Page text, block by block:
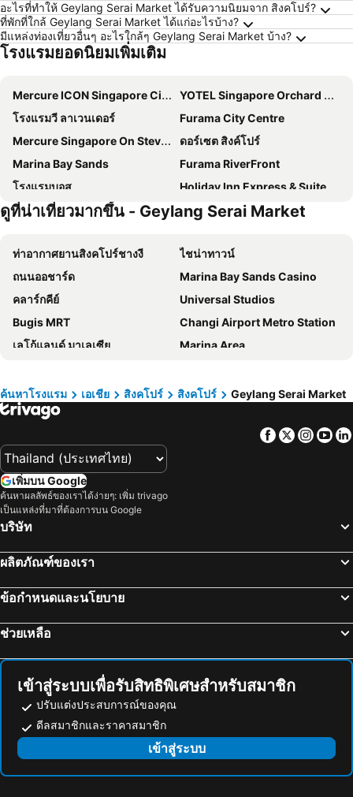
อะไรที่ทำให้ Geylang Serai Market ได้รับความนิยมจาก สิงคโปร์?
ที่พักที่ใกล้ Geylang Serai Market ได้แก่อะไรบ้าง?
มีแหล่งท่องเที่ยวอื่นๆ อะไรใกล้ๆ Geylang Serai Market บ้าง?
โรงแรมยอดนิยมเพิ่มเติม
Mercure ICON Singapore City Centre
YOTEL Singapore Orchard Road
โรงแรมวี ลาเวนเดอร์
Furama City Centre
Mercure Singapore On Stevens
ดอร์เซต สิงค์โปร์
Marina Bay Sands
Furama RiverFront
โรงแรมบอส
Holiday Inn Express & Suites Singapore Novena By Ihg
Andaz Singapore, by Hyatt
Paradox Singapore
ฮิลตัน การ์เดน อินน์ สิงคโปร์ เซรังกูน
Citadines Connect City Centre Singapore
Travelodge Harbourfront Singapore
Hotel Mi Rochor
Hotel NuVe Urbane
โรงแรมเดอะ ฟูลเลอร์ตัน สิงคโปร์
ST Signature Chinatown
Holiday Inn Singapore Orchard City Centre By Ihg
Hotel Mi Bencoolen
Hotel Yan
Hotel 1900 Express Chinatown
โรงแรมคาร์ลตัน สิงคโปร์
โรงแรมจี สิงคโปร์
ST Signature Tanjong Pagar
โรงแรมอะมารา สิงคโปร์
Dao by Dorsett AMTD Singapore
M Hotel Singapore City Centre
ibis budget Singapore Ruby
โรงแรมวิลเลจ ชางงี
คาปริ บาย เฟรเซอร์ ชางงี ซิตี้
Butternut Tree Hotel
Beverly Hotels Elements
โรงแรมโอเอเชีย ดาวน์ทาวน์ สิงคโปร์
STORIES Joo Chiat, a Hotel by Cove - Paya Lebar, Singapore - NEWLY RENOVATED
โรงแรมแชมเปี้ยน
Hotel Sakura by Venue
ibis budget Singapore Joo Chiat
Four Chain View Hotel
Aqueen Hotel Paya Lebar
Venue Hotel
Santa Grand Hotel East Coast, a NuVe Group Collection
Hotel 81 Changi
ดูที่น่าเที่ยวมากขึ้น - Geylang Serai Market
ท่าอากาศยานสิงคโปร์ชางงี
ไชน่าทาวน์
ถนนออชาร์ด
Marina Bay Sands Casino
คลาร์กคีย์
Universal Studios
Bugis MRT
Changi Airport Metro Station
เลโก้แลนด์ มาเลเซีย
Marina Area
สิงค์โปร์เอ็กซ์โป
สถานีลาเวนเดอร์
Bayfront MRT Station
Kallang MRT Station
Tanjong Pagar MRT Station
บูกิส
ลิตเติ้ลอินเดีย
Marina Bay Metro Station
Outram MRT Station
Changi
Merlion Park
Buona Vista MRT Station
Stadium Metro Station
Promenade Metro Station
Singapore Flyer
ซันเทคสิงค์โปร์ อินเตอร์เนชั่นแนลคอนเวนชั่นแอนด์เอ็กซ์ฮิบิชั่นเซนเตอร์
Dhoby Ghaut Metro Station
Ang Mo Kio - AMK
KSL City Mall
Nicoll Highway MRT Station
Mustafa Centre
Tanah Merah MRT Station
ค้นหาโรงแรม เอเชีย สิงคโปร์ สิงคโปร์ Geylang Serai Market
Facebook
Twitter
เพิ่มบน Google
ค้นหาผลลัพธ์ของเราได้ง่ายๆ: เพิ่ม trivago
เป็นแหล่งที่มาที่ต้องการบน Google
บริษัท
ผลิตภัณฑ์ของเรา
ข้อกำหนดและนโยบาย
ช่วยเหลือ
เข้าสู่ระบบเพื่อรับสิทธิพิเศษสำหรับสมาชิก
ปรับแต่งประสบการณ์ของคุณ
ดีลสมาชิกและราคาสมาชิก
เข้าสู่ระบบ